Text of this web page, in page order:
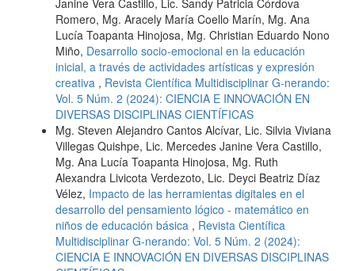
Romero, Mg. Aracely María Coello Marín, Mg. Ana
Lucía Toapanta Hinojosa, Mg. Christian Eduardo Nono
Miño, Desarrollo socio-emocional en la educación
inicial, a través de actividades artísticas y expresión
creativa , Revista Científica Multidisciplinar G-nerando:
Vol. 5 Núm. 2 (2024): CIENCIA E INNOVACIÓN EN
DIVERSAS DISCIPLINAS CIENTÍFICAS
Mg. Steven Alejandro Cantos Alcívar, Lic. Silvia Viviana
Villegas Quishpe, Lic. Mercedes Janine Vera Castillo,
Mg. Ana Lucía Toapanta Hinojosa, Mg. Ruth
Alexandra Livicota Verdezoto, Lic. Deyci Beatriz Díaz
Vélez, Impacto de las herramientas digitales en el
desarrollo del pensamiento lógico - matemático en
niños de educación básica , Revista Científica
Multidisciplinar G-nerando: Vol. 5 Núm. 2 (2024):
CIENCIA E INNOVACIÓN EN DIVERSAS DISCIPLINAS